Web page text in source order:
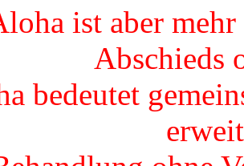
ist aber mehr
Abschieds
bedeutet